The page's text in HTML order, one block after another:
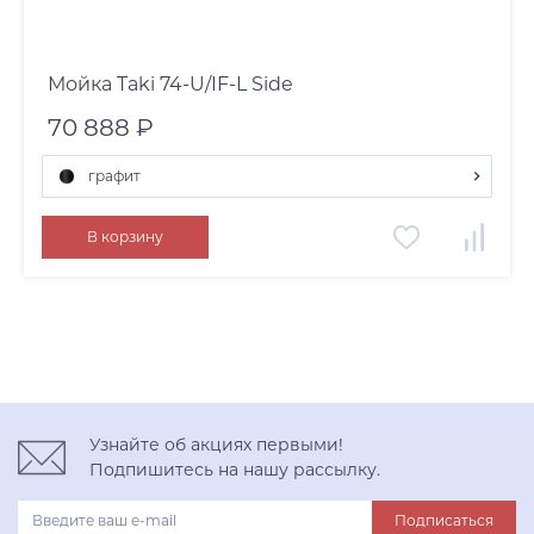
Мойка Taki 74-U/IF-L Side
70 888 ₽
графит
графит
нержавеющая сталь
В корзину
Узнайте об акциях первыми!
Подпишитесь на нашу рассылку.
Подписаться